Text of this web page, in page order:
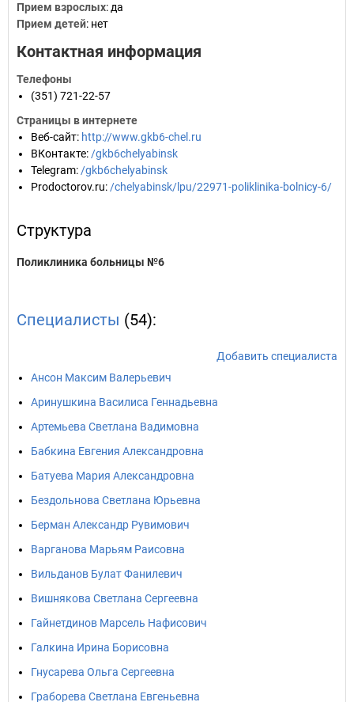
Прием взрослых: да
Прием детей: нет
Контактная информация
Телефоны
(351) 721-22-57
Страницы в интернете
Веб-сайт: http://www.gkb6-chel.ru
ВКонтакте: /gkb6chelyabinsk
Telegram: /gkb6chelyabinsk
Prodoctorov.ru: /chelyabinsk/lpu/22971-poliklinika-bolnicy-6/
Структура
Поликлиника больницы №6
Специалисты (54):
Добавить специалиста
Ансон Максим Валерьевич
Аринушкина Василиса Геннадьевна
Артемьева Светлана Вадимовна
Бабкина Евгения Александровна
Батуева Мария Александровна
Бездольнова Светлана Юрьевна
Берман Александр Рувимович
Варганова Марьям Раисовна
Вильданов Булат Фанилевич
Вишнякова Светлана Сергеевна
Гайнетдинов Марсель Нафисович
Галкина Ирина Борисовна
Гнусарева Ольга Сергеевна
Граборева Светлана Евгеньевна